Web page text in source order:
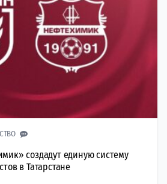
создадут единую систему
в Татарстане